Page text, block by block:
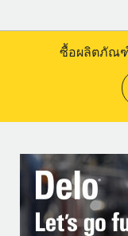
ซื้อผลิตภัณ